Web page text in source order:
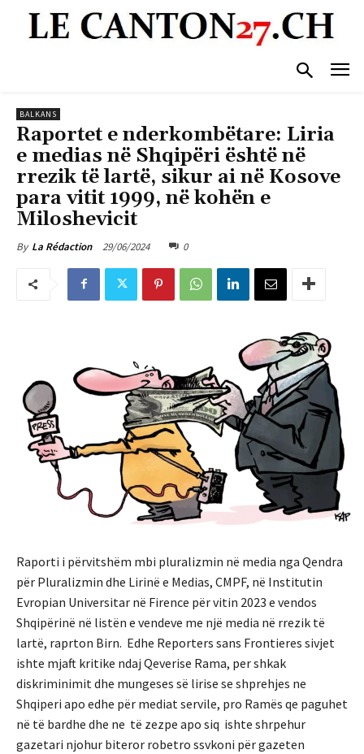
BALKANS
Raportet e nderkombëtare: Liria
e medias në Shqipëri është në
rrezik të lartë, sikur ai në Kosove
para vitit 1999, në kohën e
Miloshevicit
By La Rédaction 29/06/2024 0
Raporti i përvitshëm mbi pluralizmin në media nga Qendra
për Pluralizmin dhe Lirinë e Medias, CMPF, në Institutin
Evropian Universitar në Firence për vitin 2023 e vendos
Shqipërinë në listën e vendeve me një media në rrezik të
lartë, raprton Birn. Edhe Reporters sans Frontieres sivjet
ishte mjaft kritike ndaj Qeverise Rama, per shkak
diskriminimit dhe mungeses së lirise se shprehjes ne
Shqiperi apo edhe për mediat servile, pro Ramës qe paguhet
në të bardhe dhe ne të zezpe apo siq ishte shrpehur
gazetari njohur biteror robetro ssvkoni për gazeten